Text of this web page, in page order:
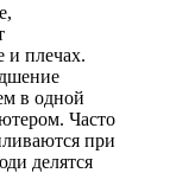
и плечах.
в одной
Часто
при
делятся